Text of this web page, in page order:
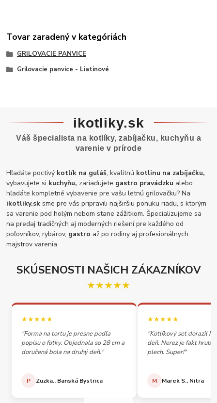
Tovar zaradený v kategóriách
GRILOVACIE PANVICE
Grilovacie panvice - Liatinové
ikotliky.sk
Váš špecialista na kotlíky, zabíjačku, kuchyňu a
varenie v prírode
Hľadáte poctivý kotlík na guláš, kvalitnú kotlinu na zabíjačku,
vybavujete si kuchyňu, zariaďujete gastro pravádzku alebo
hľadáte kompletné vybavenie pre vašu letnú grilovačku? Na
ikotliky.sk sme pre vás pripravili najširšiu ponuku riadu, s ktorým
sa varenie pod holým nebom stane zážitkom. Špecializujeme sa
na predaj tradičných aj moderných riešení pre každého od
poľovníkov, rybárov, gastro až po rodiny aj profesionálnych
majstrov varenia.
SKÚSENOSTI NAŠICH ZÁKAZNÍKOV
★★★★★
★★★★★
"Forma na tortu je presne podľa
popisu o fotky. Objednala so 28 cm a
doručená bola na druhý deň."
P Zuzka., Banská Bystrica
★★★★★
"Kotlíkový set dorazil
deň. Nerez je fakt
plech. Super!"
M Marek S., Nitra